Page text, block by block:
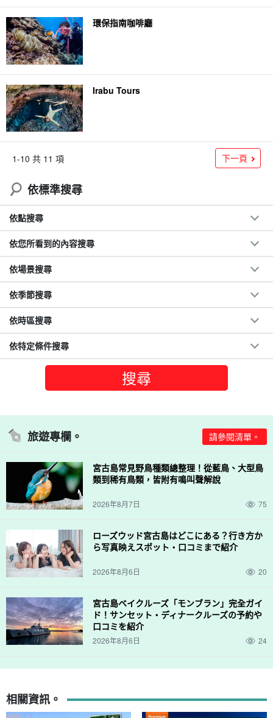
環保指南咖啡廳
Irabu Tours
1-10 共 11 項 下一頁
依標準搜尋
依點搜尋
依您所看到的內容搜尋
依場景搜尋
依季節搜尋
依時區搜尋
依特定條件搜尋
旅遊專欄。 請參閱清單。
宮古島常見野鳥種類總整理！從藍鳥、大型鳥
類到稀有鳥類，皆附有鳴叫聲解說
2026年8月7日 75
ローズウッド宮古島はどこにある？行き方か
ら写真映えスポット・口コミまで紹介
2026年8月6日 20
宮古島ベイクルーズ「モンブラン」完全ガイ
ド！サンセット・ディナークルーズの予約や
口コミを紹介
2026年8月6日 24
相關資訊。